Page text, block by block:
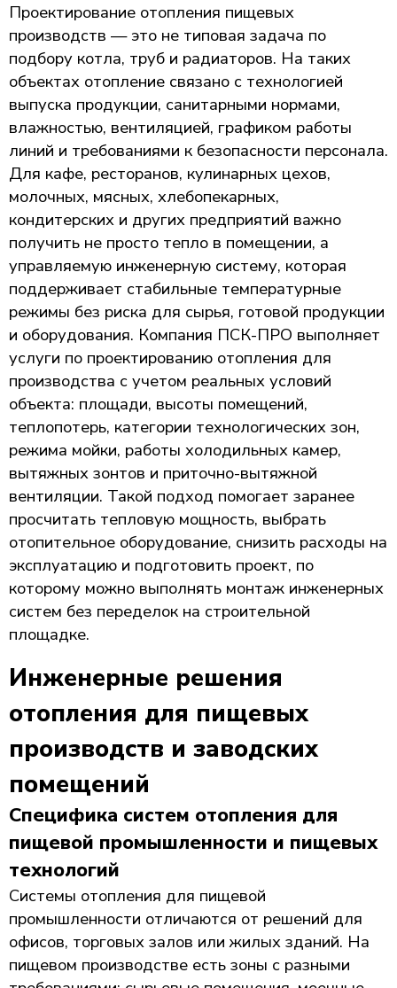
Проектирование отопления пищевых
производств — это не типовая задача по
подбору котла, труб и радиаторов. На таких
объектах отопление связано с технологией
выпуска продукции, санитарными нормами,
влажностью, вентиляцией, графиком работы
линий и требованиями к безопасности персонала.
Для кафе, ресторанов, кулинарных цехов,
молочных, мясных, хлебопекарных,
кондитерских и других предприятий важно
получить не просто тепло в помещении, а
управляемую инженерную систему, которая
поддерживает стабильные температурные
режимы без риска для сырья, готовой продукции
и оборудования. Компания ПСК-ПРО выполняет
услуги по проектированию отопления для
производства с учетом реальных условий
объекта: площади, высоты помещений,
теплопотерь, категории технологических зон,
режима мойки, работы холодильных камер,
вытяжных зонтов и приточно-вытяжной
вентиляции. Такой подход помогает заранее
просчитать тепловую мощность, выбрать
отопительное оборудование, снизить расходы на
эксплуатацию и подготовить проект, по
которому можно выполнять монтаж инженерных
систем без переделок на строительной
площадке.
Инженерные решения
отопления для пищевых
производств и заводских
помещений
Специфика систем отопления для
пищевой промышленности и пищевых
технологий
Системы отопления для пищевой
промышленности отличаются от решений для
офисов, торговых залов или жилых зданий. На
пищевом производстве есть зоны с разными